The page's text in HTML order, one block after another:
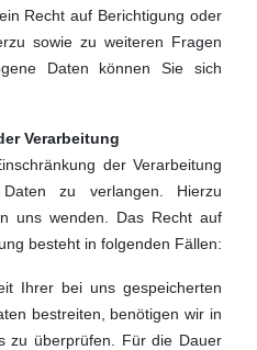
Recht auf Berichtigung oder
sowie zu weiteren Fragen
Daten können Sie sich
Verarbeitung
der Verarbeitung
Daten zu verlangen. Hierzu
uns wenden. Das Recht auf
besteht in folgenden Fällen:
Ihrer bei uns gespeicherten
bestreiten, benötigen wir in
zu überprüfen. Für die Dauer